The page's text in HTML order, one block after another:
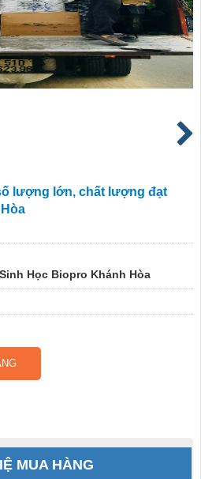
lượng lớn, chất lượng đạt
Học Biopro Khánh Hòa
MUA HÀNG